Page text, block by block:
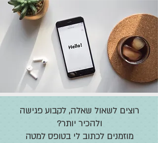
רוצים לשאול שאלה, לקבוע פגישה
ולהכיר יותר?
מוזמנים לכתוב לי בטופס למטה